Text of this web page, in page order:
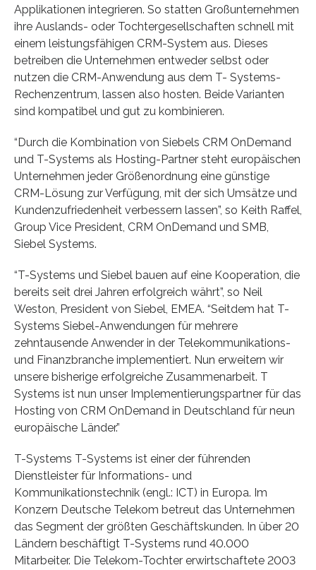
Applikationen integrieren. So statten Großunternehmen
ihre Auslands- oder Tochtergesellschaften schnell mit
einem leistungsfähigen CRM-System aus. Dieses
betreiben die Unternehmen entweder selbst oder
nutzen die CRM-Anwendung aus dem T- Systems-
Rechenzentrum, lassen also hosten. Beide Varianten
sind kompatibel und gut zu kombinieren.
“Durch die Kombination von Siebels CRM OnDemand
und T-Systems als Hosting-Partner steht europäischen
Unternehmen jeder Größenordnung eine günstige
CRM-Lösung zur Verfügung, mit der sich Umsätze und
Kundenzufriedenheit verbessern lassen”, so Keith Raffel,
Group Vice President, CRM OnDemand und SMB,
Siebel Systems.
“T-Systems und Siebel bauen auf eine Kooperation, die
bereits seit drei Jahren erfolgreich währt”, so Neil
Weston, President von Siebel, EMEA. “Seitdem hat T-
Systems Siebel-Anwendungen für mehrere
zehntausende Anwender in der Telekommunikations-
und Finanzbranche implementiert. Nun erweitern wir
unsere bisherige erfolgreiche Zusammenarbeit. T
Systems ist nun unser Implementierungspartner für das
Hosting von CRM OnDemand in Deutschland für neun
europäische Länder.”
T-Systems T-Systems ist einer der führenden
Dienstleister für Informations- und
Kommunikationstechnik (engl.: ICT) in Europa. Im
Konzern Deutsche Telekom betreut das Unternehmen
das Segment der größten Geschäftskunden. In über 20
Ländern beschäftigt T-Systems rund 40.000
Mitarbeiter. Die Telekom-Tochter erwirtschaftete 2003